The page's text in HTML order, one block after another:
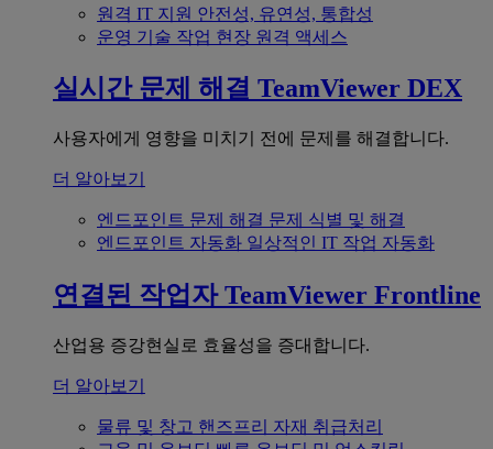
원격 IT 지원 안전성, 유연성, 통합성
운영 기술 작업 현장 원격 액세스
실시간 문제 해결 TeamViewer DEX
사용자에게 영향을 미치기 전에 문제를 해결합니다.
더 알아보기
엔드포인트 문제 해결 문제 식별 및 해결
엔드포인트 자동화 일상적인 IT 작업 자동화
연결된 작업자 TeamViewer Frontline
산업용 증강현실로 효율성을 증대합니다.
더 알아보기
물류 및 창고 핸즈프리 자재 취급처리